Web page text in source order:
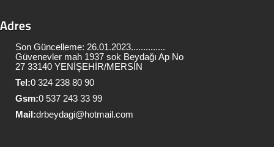
Son Güncelleme: 26.01.2023..............
Güvenevler mah 1937 sok Beydağı Ap No
27 33140 YENİŞEHİR/MERSİN
Tel:0 324 238 80 90
Gsm:0 537 243 33 99
Mail:drbeydagi@hotmail.com